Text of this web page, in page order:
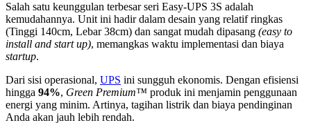
Salah satu keunggulan terbesar seri Easy-UPS 3S adalah
kemudahannya. Unit ini hadir dalam desain yang relatif ringkas
(Tinggi 140cm, Lebar 38cm) dan sangat mudah dipasang (easy to
install and start up), memangkas waktu implementasi dan biaya
startup.
Dari sisi operasional, UPS ini sungguh ekonomis. Dengan efisiensi
hingga 94%, Green Premium™ produk ini menjamin penggunaan
energi yang minim. Artinya, tagihan listrik dan biaya pendinginan
Anda akan jauh lebih rendah.